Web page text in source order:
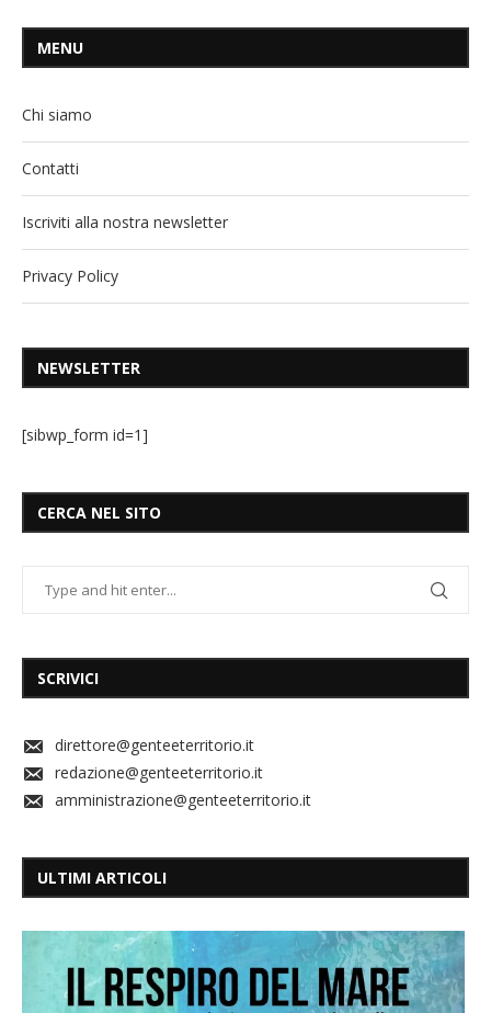
MENU
Chi siamo
Contatti
Iscriviti alla nostra newsletter
Privacy Policy
NEWSLETTER
[sibwp_form id=1]
CERCA NEL SITO
SCRIVICI
direttore@genteeterritorio.it
redazione@genteeterritorio.it
amministrazione@genteeterritorio.it
ULTIMI ARTICOLI